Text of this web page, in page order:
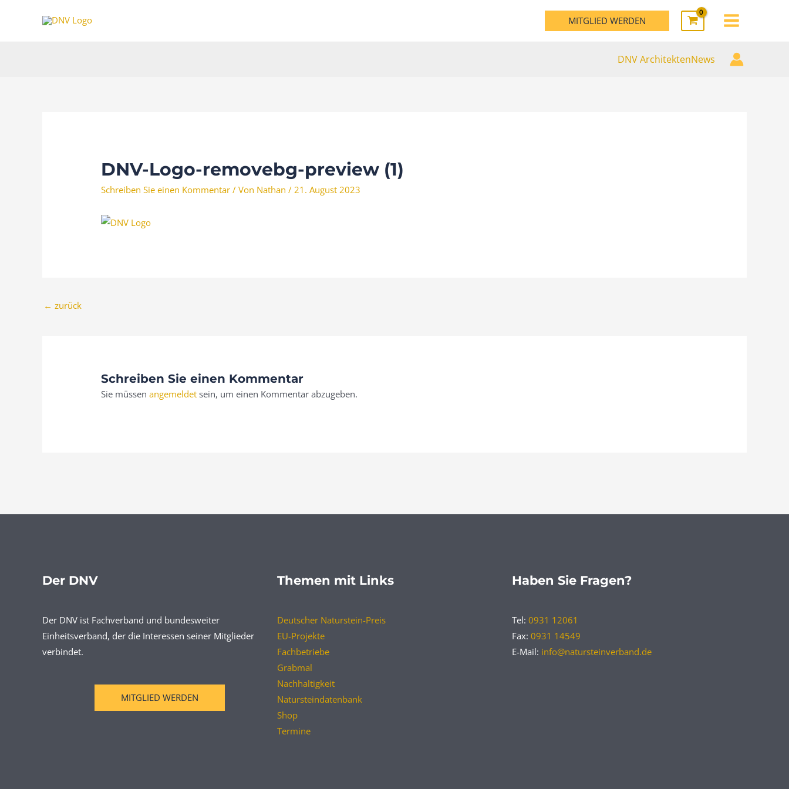
MITGLIED WERDEN
MAIN
DNV ArchitektenNews
DNV-Logo-removebg-preview (1)
Schreiben Sie einen Kommentar / Von Nathan/21. August 2023
← zurück
Schreiben Sie einen Kommentar
Sie müssenangemeldet sein, um einen Kommentar abzugeben.
Der DNV
Der DNV ist Fachverband und bundesweiter
Einheitsverband, der die Interessen seiner Mitglieder
verbindet.
MITGLIED WERDEN
Themen mit Links
Deutscher Naturstein-Preis
EU-Projekte
Fachbetriebe
Grabmal
Nachhaltigkeit
Natursteindatenbank
Shop
Termine
Haben Sie Fragen?
Tel: 0931 12061
Fax: 0931 14549
E-Mail: info@natursteinverband.de